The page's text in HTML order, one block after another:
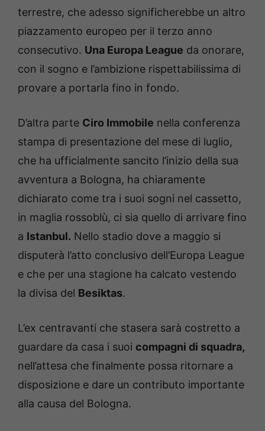
terrestre, che adesso significherebbe un altro
piazzamento europeo per il terzo anno
consecutivo. Una Europa League da onorare,
con il sogno e l’ambizione rispettabilissima di
provare a portarla fino in fondo.
D’altra parte Ciro Immobile nella conferenza
stampa di presentazione del mese di luglio,
che ha ufficialmente sancito l’inizio della sua
avventura a Bologna, ha chiaramente
dichiarato come tra i suoi sogni nel cassetto,
in maglia rossoblù, ci sia quello di arrivare fino
a Istanbul. Nello stadio dove a maggio si
disputerà l’atto conclusivo dell’Europa League
e che per una stagione ha calcato vestendo
la divisa del Besiktas.
L’ex centravanti che stasera sarà costretto a
guardare da casa i suoi compagni di squadra,
nell’attesa che finalmente possa ritornare a
disposizione e dare un contributo importante
alla causa del Bologna.